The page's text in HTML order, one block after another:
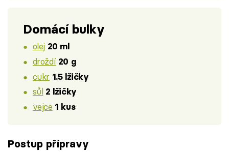
Domácí bulky
olej 20 ml
droždí 20 g
cukr 1.5 lžičky
sůl 2 lžičky
vejce 1 kus
Postup přípravy